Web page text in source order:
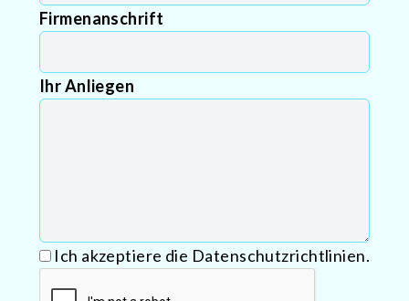
Firmenanschrift
Ihr Anliegen
Ich akzeptiere die Datenschutzrichtlinien.